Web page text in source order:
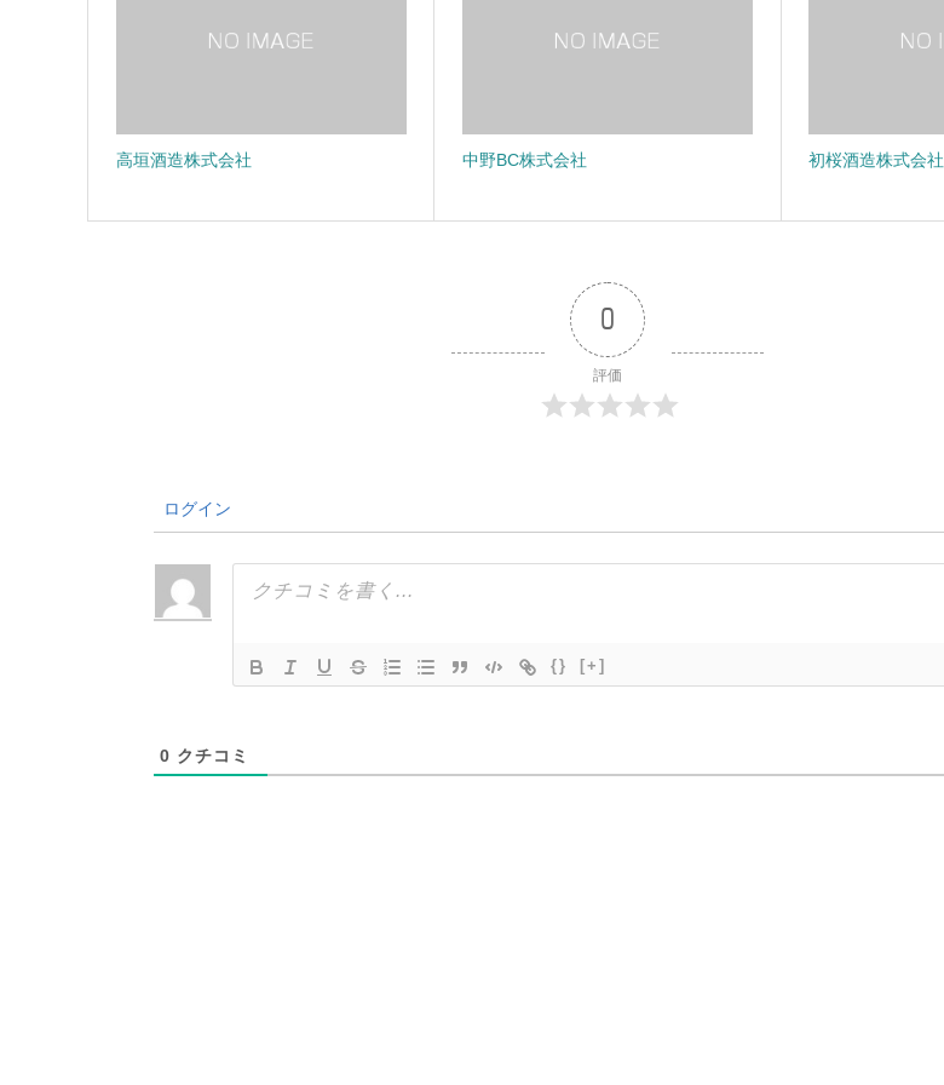
高垣酒造株式会社 中野BC株式会社 初桜酒造株式会社
0
評価
ログイン
{} [+]
0 クチコミ